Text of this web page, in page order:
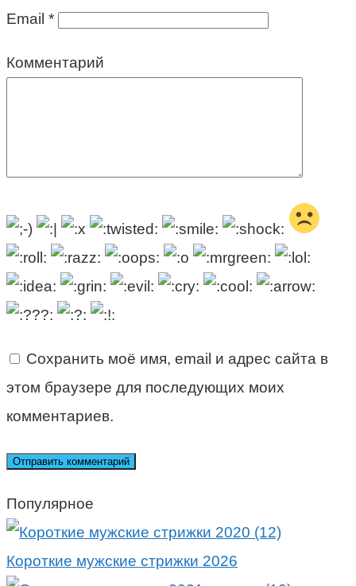
Email *
Комментарий
Сохранить моё имя, email и адрес сайта в
этом браузере для последующих моих
комментариев.
Популярное
Короткие мужские стрижки 2026